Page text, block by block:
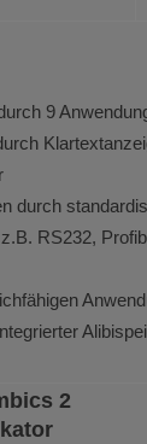
9
durch
RS232,
2